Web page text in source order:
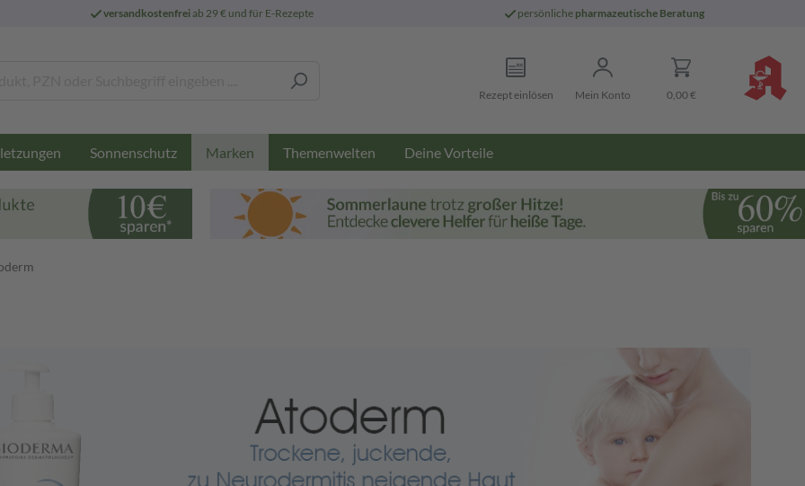
versandkostenfreiab 29 € und für E-Rezepte persönliche pharmazeutische Beratung
Rezept einlösen Mein Konto 0,00 €
Sonnenschutz Marken Themenwelten Deine Vorteile